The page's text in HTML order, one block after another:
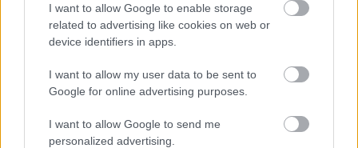
I want to allow Google to enable storage
related to advertising like cookies on web or
device identifiers in apps.
I want to allow my user data to be sent to
Google for online advertising purposes.
I want to allow Google to send me
personalized advertising.
kúpeľňa,drevo ,zelená